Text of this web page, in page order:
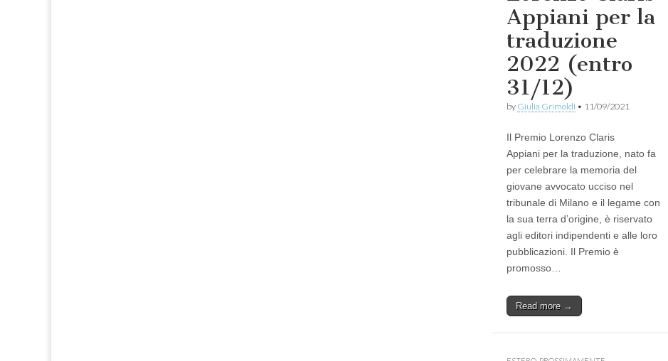
Appiani per la
traduzione
2022 (entro
31/12)
by Giulia Grimoldi • 11/09/2021
Il Premio Lorenzo Claris
Appiani per la traduzione, nato fa
per celebrare la memoria del
giovane avvocato ucciso nel
tribunale di Milano e il legame con
la sua terra d’origine, è riservato
agli editori indipendenti e alle loro
pubblicazioni. Il Premio è
promosso…
Read more →